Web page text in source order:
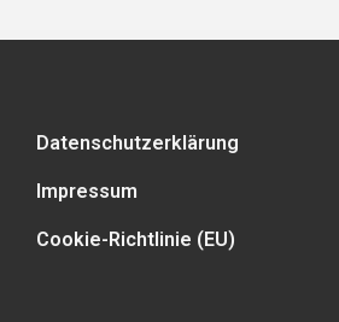
Datenschutzerklärung
Impressum
Cookie-Richtlinie (EU)